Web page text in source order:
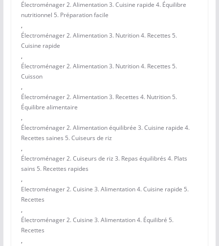
Électroménager 2. Alimentation 3. Cuisine rapide 4. Équilibre
nutritionnel 5. Préparation facile
,
Électroménager 2. Alimentation 3. Nutrition 4. Recettes 5.
Cuisine rapide
,
Électroménager 2. Alimentation 3. Nutrition 4. Recettes 5.
Cuisson
,
Électroménager 2. Alimentation 3. Recettes 4. Nutrition 5.
Équilibre alimentaire
,
Électroménager 2. Alimentation équilibrée 3. Cuisine rapide 4.
Recettes saines 5. Cuiseurs de riz
,
Électroménager 2. Cuiseurs de riz 3. Repas équilibrés 4. Plats
sains 5. Recettes rapides
,
Electroménager 2. Cuisine 3. Alimentation 4. Cuisine rapide 5.
Recettes
,
Électroménager 2. Cuisine 3. Alimentation 4. Équilibré 5.
Recettes
,